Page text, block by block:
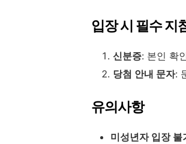
입장 시 필수 지
신분증: 본인 확
당첨 안내 문자:
유의사항
미성년자 입장 불